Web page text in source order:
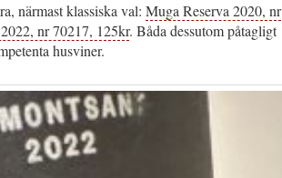
närmast klassiska val: Muga Reserva 2020, nr
nr 70217, 125kr. Båda dessutom påtagligt
husviner.